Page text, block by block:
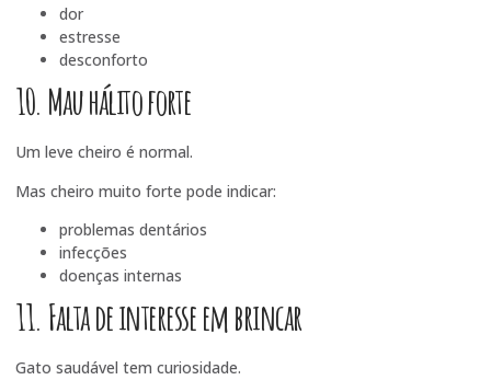
dor
estresse
desconforto
10. Mau hálito forte
Um leve cheiro é normal.
Mas cheiro muito forte pode indicar:
problemas dentários
infecções
doenças internas
11. Falta de interesse em brincar
Gato saudável tem curiosidade.